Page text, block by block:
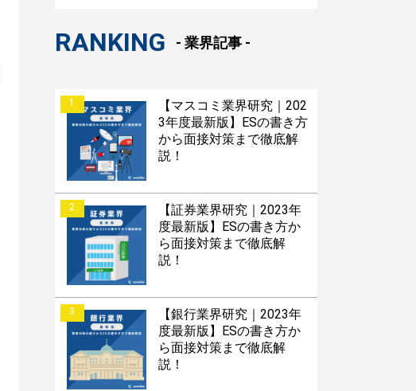
RANKING - 業界記事 -
1
【マスコミ業界研究｜202
3年度最新版】ESの書き方
から面接対策まで徹底解
説！
2
【証券業界研究｜2023年
度最新版】ESの書き方か
ら面接対策まで徹底解
説！
3
【銀行業界研究｜2023年
度最新版】ESの書き方か
ら面接対策まで徹底解
説！